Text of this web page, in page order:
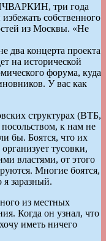
три года
собственного
из Москвы. «Не
два концерта проекта
на исторической
форума, куда
У вас как
структурах (ВТБ,
к нам не
бы. Боятся, что их
тусовки,
властями, от этого
Многие боятся,
я заразный.
из местных
Когда он узнал, что
иметь ничего